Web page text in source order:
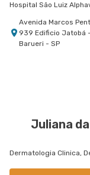
Hospital São Luiz
Avenida Marcos
939 Edificio Jatobá
Barueri - SP
Juliana